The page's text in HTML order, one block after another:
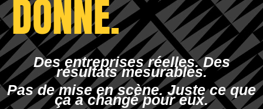
DONNE.
Des entreprises réelles. Des
résultats mesurables.
Pas de mise en scène. Juste ce que
ça a changé pour eux.